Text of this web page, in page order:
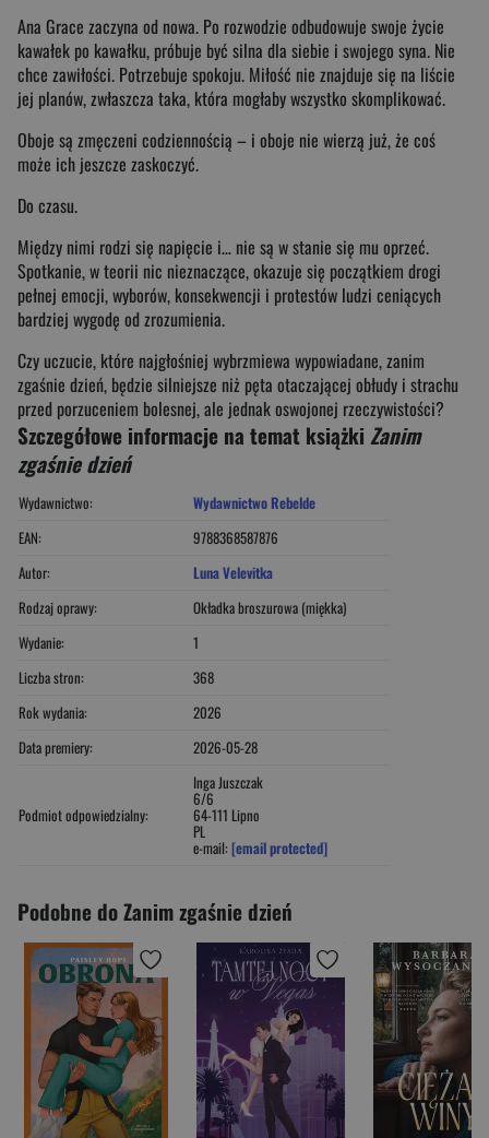
Ana Grace zaczyna od nowa. Po rozwodzie odbudowuje swoje życie
kawałek po kawałku, próbuje być silna dla siebie i swojego syna. Nie
chce zawiłości. Potrzebuje spokoju. Miłość nie znajduje się na liście
jej planów, zwłaszcza taka, która mogłaby wszystko skomplikować.
Oboje są zmęczeni codziennością – i oboje nie wierzą już, że coś
może ich jeszcze zaskoczyć.
Do czasu.
Między nimi rodzi się napięcie i… nie są w stanie się mu oprzeć.
Spotkanie, w teorii nic nieznaczące, okazuje się początkiem drogi
pełnej emocji, wyborów, konsekwencji i protestów ludzi ceniących
bardziej wygodę od zrozumienia.
Czy uczucie, które najgłośniej wybrzmiewa wypowiadane, zanim
zgaśnie dzień, będzie silniejsze niż pęta otaczającej obłudy i strachu
przed porzuceniem bolesnej, ale jednak oswojonej rzeczywistości?
Szczegółowe informacje na temat książki Zanim
zgaśnie dzień
Wydawnictwo:
Wydawnictwo Rebelde
EAN:
9788368587876
Autor:
Luna Velevitka
Rodzaj oprawy:
Okładka broszurowa (miękka)
Wydanie:
1
Liczba stron:
368
Rok wydania:
2026
Data premiery:
2026-05-28
Podmiot odpowiedzialny:
Inga Juszczak
6/6
64-111 Lipno
PL
e-mail: [email protected]
Podobne do Zanim zgaśnie dzień